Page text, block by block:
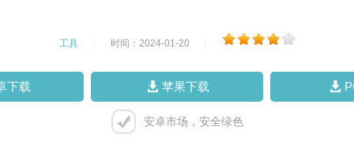
工具 时间：2024-01-20
下载 苹果下载
安卓市场，安全绿色